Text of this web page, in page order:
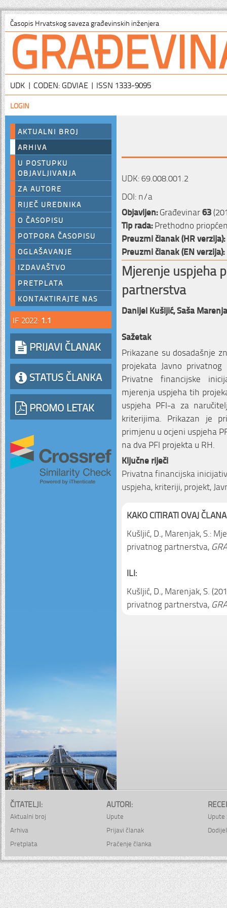
Časopis Hrvatskog saveza građevinskih inženjera
UDK | CODEN: GDVIAE | ISSN 1333-9095
LOGIN
AKTUALNI BROJ
ARHIVA
U POSTUPKU
OBJAVLJIVANJA
ZA AUTORE
RIJEČ UREDNIKA
O ČASOPISU
POTPORA ČASOPISU
OGLAŠAVANJE
IZDAVAŠTVO
PRETPLATA
KONTAKTIRAJTE NAS
IF 2022: 1.1
PRIJAVI ČLANAK
STATUS ČLANKA
PROMO LETAK
UDK: 69.008.001.2
DOI: n/a
Objavljen:Građevinar63
Tip rada:Prethodno
Preuzmi članak (HR verzija):
Preuzmi članak (EN verzija):
Mjerenje uspjeha
partnerstva
Danijel Kušljić,Saša
Sažetak
Prikazane su dosadašnje
projekata Javno
Privatne financijske
mjerenja uspjeha tih
uspjeha PFI-a za
kriterijima. Prikazan je
primjenu u ocjeni uspjeha
na dva PFI projekta u RH.
Ključne riječi
Privatna financijska
uspjeha, kriteriji, projekt,
KAKO CITIRATI OVAJ
Kušljić, D., Marenjak, S.:
privatnog partnerstva,
ILI:
Kušljić, D., Marenjak, S.
privatnog partnerstva,
ČITATELJI:
Aktualni broj
Arhiva
Pretplata
AUTORI:
Upute
Prijavi članak
Praćenje članka
Upute